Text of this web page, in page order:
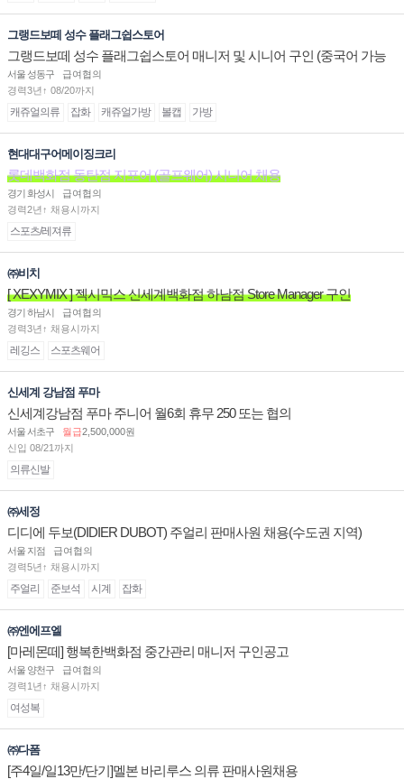
그랭드보떼 성수 플래그쉽스토어
그랭드보떼 성수 플래그쉽스토어 매니저 및 시니어 구인 (중국어 가능
자)
서울 성동구
급여협의
경력3년↑ 08/20까지
캐쥬얼의류 잡화 캐쥬얼가방 볼캡 가방
현대대구어메이징크리
롯데백화점 동탄점 지포어 (골프웨어) 시니어 채용
경기 화성시
급여협의
경력2년↑ 채용시까지
스포츠/레져류
㈜비치
[ XEXYMIX ] 젝시믹스 신세계백화점 하남점 Store Manager 구인
경기 하남시
급여협의
경력3년↑ 채용시까지
레깅스 스포츠웨어
신세계 강남점 푸마
신세계강남점 푸마 주니어 월6회 휴무 250 또는 협의
서울 서초구 월급2,500,000원
신입 08/21까지
의류신발
㈜세정
디디에 두보(DIDIER DUBOT) 주얼리 판매사원 채용(수도권 지역)
서울 지점
급여협의
경력5년↑ 채용시까지
주얼리 준보석 시계 잡화
㈜엔에프엘
[마레몬떼] 행복한백화점 중간관리 매니저 구인공고
서울 양천구
급여협의
경력1년↑ 채용시까지
여성복
㈜다폼
[주4일/일13만/단기]멜본 바리루스 의류 판매사원채용